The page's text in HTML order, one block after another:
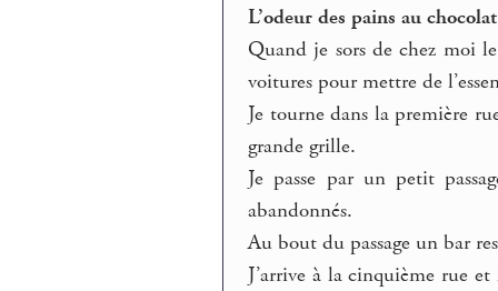
L’odeur des pains au
Quand je sors de chez moi
voitures pour mettre de
Je tourne dans la première
grande grille.
Je passe par un petit
abandonnés.
Au bout du passage un bar
J’arrive à la cinquième rue